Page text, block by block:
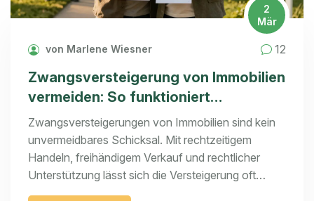
2
Mär
von Marlene Wiesner 12
Zwangsversteigerung von Immobilien
vermeiden: So funktioniert
Schuldenregulierung
Zwangsversteigerungen von Immobilien sind kein
unvermeidbares Schicksal. Mit rechtzeitigem
Handeln, freihändigem Verkauf und rechtlicher
Unterstützung lässt sich die Versteigerung oft
verhindern. Wichtige Instrumente wie § 30a ZVG